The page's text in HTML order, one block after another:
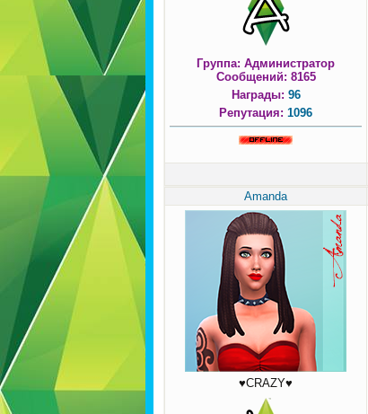
Группа: Администратор
Сообщений: 8165
Награды: 96
Репутация: 1096
Amanda
♥CRAZY♥